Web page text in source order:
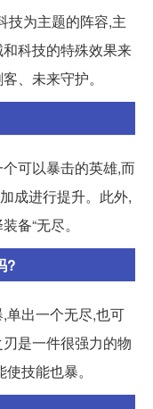
技为主题的阵容,主
科技的特殊效果来
、未来守护。
可以暴击的英雄,而
成进行提升。此外,
备“无尽。
?
单出一个无尽,也可
是一件很强力的物
技能也暴。